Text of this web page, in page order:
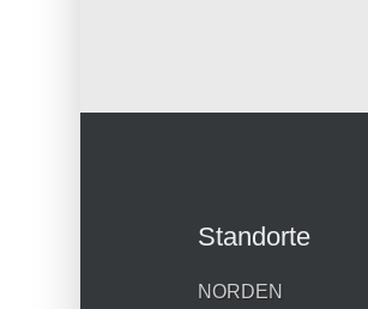
Standorte
NORDEN